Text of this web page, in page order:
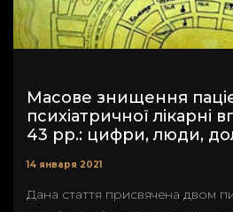
Масове знищення
психіатричної лікарні
43 рр.: цифри, люди,
14 января 2021
Дана стаття присвячена двом